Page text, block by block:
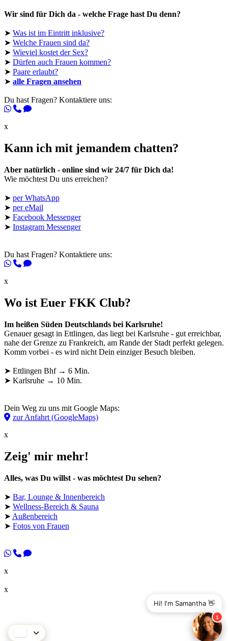
Wir sind für Dich da - welche Frage hast Du denn?
➤ Was ist im Eintritt inklusive?
➤ Welche Frauen sind da?
➤ Wieviel kostet der Sex?
➤ Dürfen auch Frauen kommen?
➤ Paare erlaubt?
➤ alle Fragen ansehen
Du hast Fragen? Kontaktiere uns:
x
Kann ich mit jemandem chatten?
Aber natürlich - online sind wir 24/7 für Dich da!
Wie möchtest Du uns erreichen?
➤ per WhatsApp
➤ per eMail
➤ Facebook Messenger
➤ Instagram Messenger
Du hast Fragen? Kontaktiere uns:
x
Wo ist Euer FKK Club?
Im heißen Süden Deutschlands bei Karlsruhe!
Genauer gesagt in Ettlingen, das liegt bei Karlsruhe - gut erreichbar,
nahe der Grenze zu Frankreich, am Rande der Stadt perfekt gelegen.
Komm vorbei - es wird nicht Dein einziger Besuch bleiben.
➤ Ettlingen Bhf → 6 Min.
➤ Karlsruhe → 10 Min.
Dein Weg zu uns mit Google Maps:
zur Anfahrt (GoogleMaps)
x
Zeig' mir mehr!
Alles, was Du willst - was möchtest Du sehen?
➤ Bar, Lounge & Innenbereich
➤ Wellness-Bereich & Sauna
➤ Außenbereich
➤ Fotos von Frauen
x
x
Hi! I'm Samantha 👋
1